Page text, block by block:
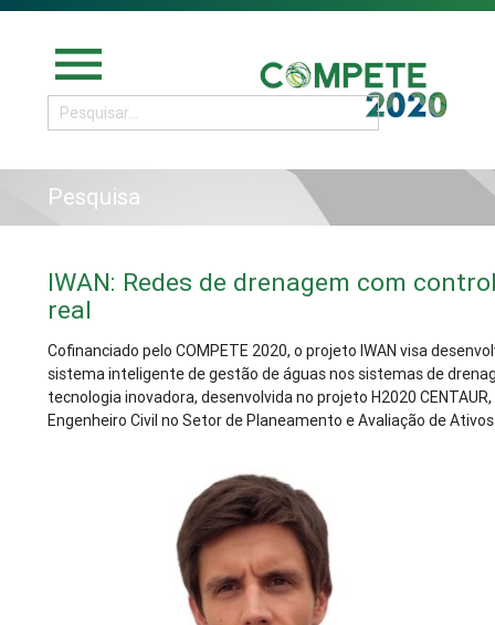
menu
Pesquisa
IWAN: Redes de drenagem com
real
Cofinanciado pelo COMPETE 2020, o projeto IWAN visa
sistema inteligente de gestão de águas nos sistemas de
tecnologia inovadora, desenvolvida no projeto H2020 CENTAUR,
Engenheiro Civil no Setor de Planeamento e Avaliação de